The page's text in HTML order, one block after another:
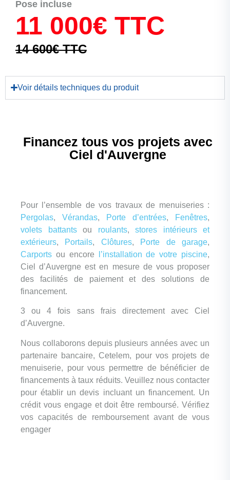
Pose incluse
11 000€ TTC
14 600€ TTC
Voir détails techniques du produit
Financez tous vos projets avec
Ciel d'Auvergne
Pour l’ensemble de vos travaux de menuiseries :
Pergolas, Vérandas, Porte d’entrées, Fenêtres,
volets battantsou roulants, stores intérieurs et
extérieurs, Portails, Clôtures, Porte de garage,
Carports ou encore l’installation de votre piscine,
Ciel d’Auvergne est en mesure de vous proposer
des facilités de paiement et des solutions de
financement.
3 ou 4 fois sans frais directement avec Ciel
d’Auvergne.
Nous collaborons depuis plusieurs années avec un
partenaire bancaire, Cetelem, pour vos projets de
menuiserie, pour vous permettre de bénéficier de
financements à taux réduits. Veuillez nous contacter
pour établir un devis incluant un financement. Un
crédit vous engage et doit être remboursé. Vérifiez
vos capacités de remboursement avant de vous
engager